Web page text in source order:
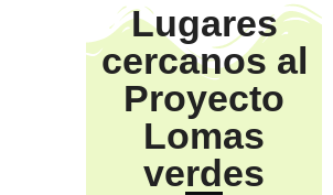
Lugares
cercanos al
Proyecto
Lomas
verdes